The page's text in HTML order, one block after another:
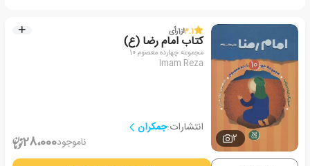
2
3.1از1رأی
کتاب امام رضا (ع)
مجموعه چهارده معصوم 10
Imam Reza
انتشارات:جمکران
ناموجود28،000